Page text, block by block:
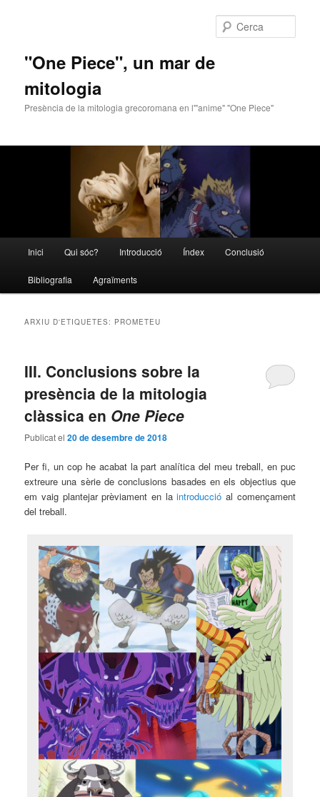
"One Piece", un mar de
mitologia
Presència de la mitologia grecoromana en l'"anime" "One Piece"
principal
Aneu
al
Aneu
al
Inici Qui sóc? Introducció Índex Conclusió
Bibliografia Agraïments
ARXIU D'ETIQUETES: PROMETEU
III. Conclusions sobre la
presència de la mitologia
clàssica en One Piece
Publicat el20 de desembre de 2018
Per fi, un cop he acabat la part analítica del meu treball, en puc
extreure una sèrie de conclusions basades en els objectius que
em vaig plantejar prèviament en laintroducció al començament
del treball.